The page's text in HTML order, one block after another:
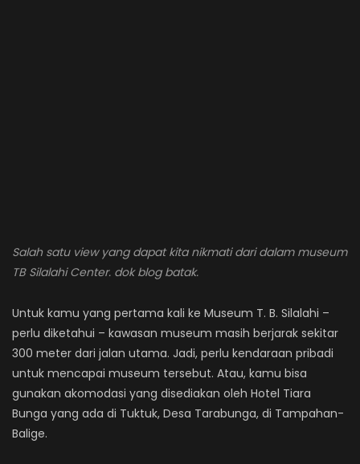
Salah satu view yang dapat kita nikmati dari dalam museum
TB Silalahi Center. dok blog batak.
Untuk kamu yang pertama kali ke Museum T. B. Silalahi –
perlu diketahui – kawasan museum masih berjarak sekitar
300 meter dari jalan utama. Jadi, perlu kendaraan pribadi
untuk mencapai museum tersebut. Atau, kamu bisa
gunakan akomodasi yang disediakan oleh Hotel Tiara
Bunga yang ada di Tuktuk, Desa Tarabunga, di Tampahan-
Balige.